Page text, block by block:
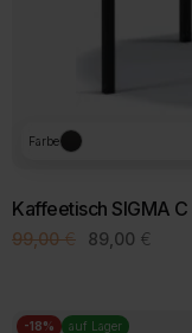
Farbe
Kaffeetisch SIGMA
99,00€
Ursprünglicher
89,00 €
-18% auf Lager